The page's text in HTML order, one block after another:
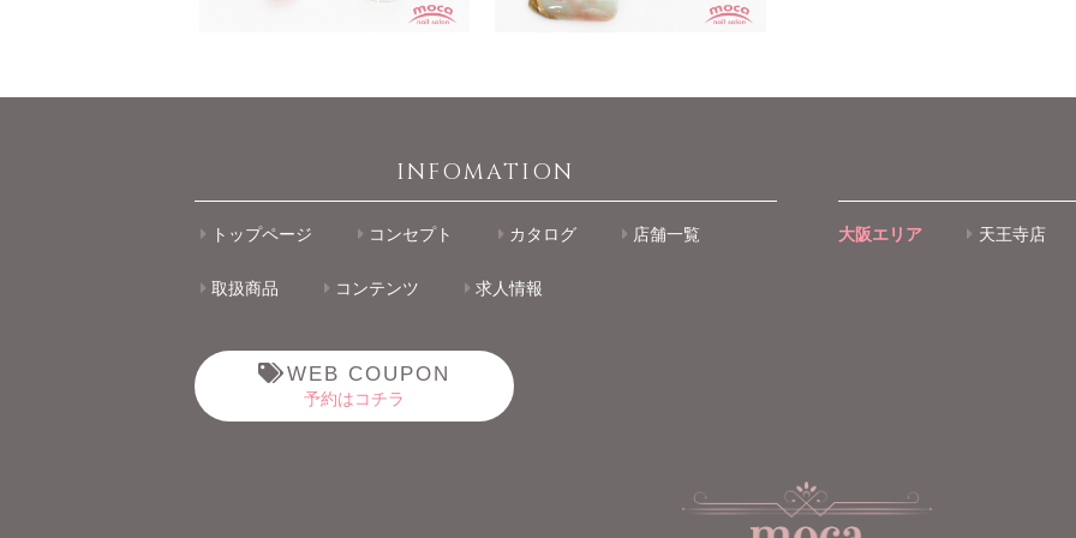
INFOMATION
トップページ コンセプト カタログ 店舗一覧
取扱商品 コンテンツ 求人情報
WEB COUPON
予約はコチラ
大阪エリア 天王寺店